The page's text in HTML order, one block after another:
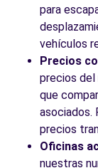
para
vehículos
Precios
precios del
que
asociados.
precios
Oficinas
nuestras